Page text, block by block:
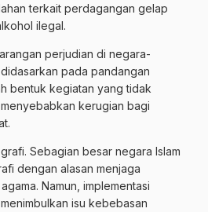
terkait perdagangan gelap
ilegal.
perjudian di negara-
pada pandangan
bentuk kegiatan yang tidak
kerugian bagi
Sebagian besar negara Islam
dengan alasan menjaga
Namun, implementasi
isu kebebasan